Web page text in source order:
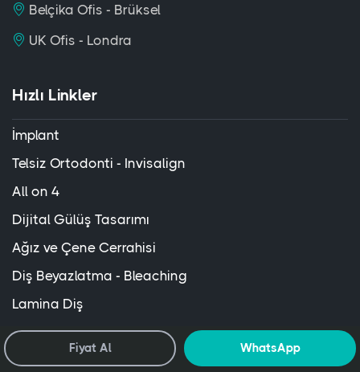
Fiyat Al WhatsApp
Belçika Ofis - Brüksel
UK Ofis - Londra
Hızlı Linkler
İmplant
Telsiz Ortodonti - Invisalign
All on 4
Dijital Gülüş Tasarımı
Ağız ve Çene Cerrahisi
Diş Beyazlatma - Bleaching
Lamina Diş